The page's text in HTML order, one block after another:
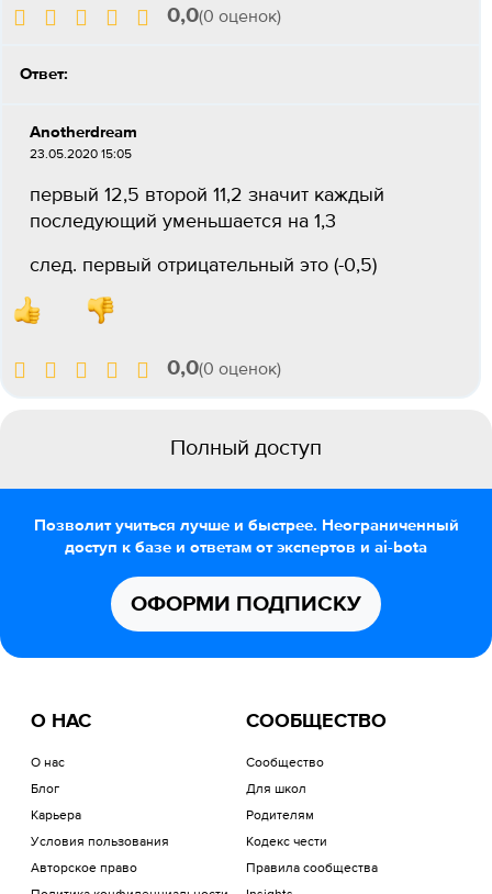
0,0(0 оценок)
Ответ:
Anotherdream
23.05.2020 15:05
первый 12,5 второй 11,2 значит каждый
последующий уменьшается на 1,3
след. первый отрицательный это (-0,5)
0,0(0 оценок)
Полный доступ
Позволит учиться лучше и быстрее. Неограниченный
доступ к базе и ответам от экспертов и ai-bota
ОФОРМИ ПОДПИСКУ
О НАС
О нас
Блог
Карьера
Условия пользования
Авторское право
СООБЩЕСТВО
Сообщество
Для школ
Родителям
Кодекс чести
Правила сообщества